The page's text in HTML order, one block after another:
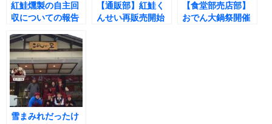
紅鮭燻製の自主回
収についての報告
【通販部】紅鮭く
んせい再販売開始
【食堂部売店部】
おでん大鍋祭開催
雪まみれだったけ